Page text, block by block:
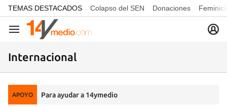
common.go-to-content
TEMAS DESTACADOS Colapso del SEN Donaciones
Navegación
Internacional
APOYO Para ayudar a 14ymedio